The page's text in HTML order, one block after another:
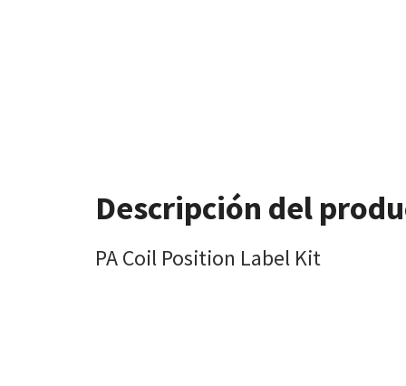
Descripción del
PA Coil Position Label Kit